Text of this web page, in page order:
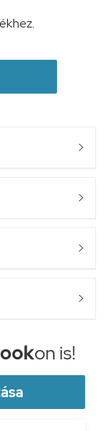




on is!